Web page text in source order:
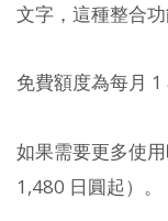
文字，這種整合功
免費額度為每月 1
如果需要更多使
1,480 日圓起）。